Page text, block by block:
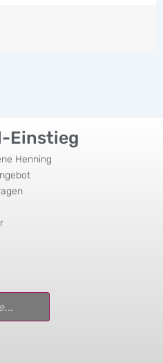
Einstieg
Henning